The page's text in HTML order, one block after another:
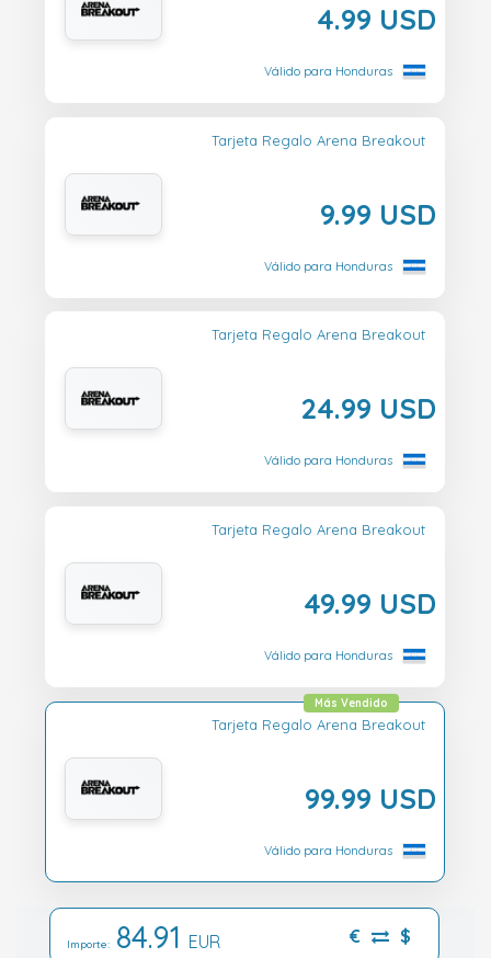
4.99 USD
Válido para Honduras
Tarjeta Regalo Arena Breakout
9.99 USD
Válido para Honduras
Tarjeta Regalo Arena Breakout
24.99 USD
Válido para Honduras
Tarjeta Regalo Arena Breakout
49.99 USD
Válido para Honduras
Tarjeta Regalo Arena Breakout
99.99 USD
Más Vendido
Válido para Honduras
Importe: 84.91 EUR € $